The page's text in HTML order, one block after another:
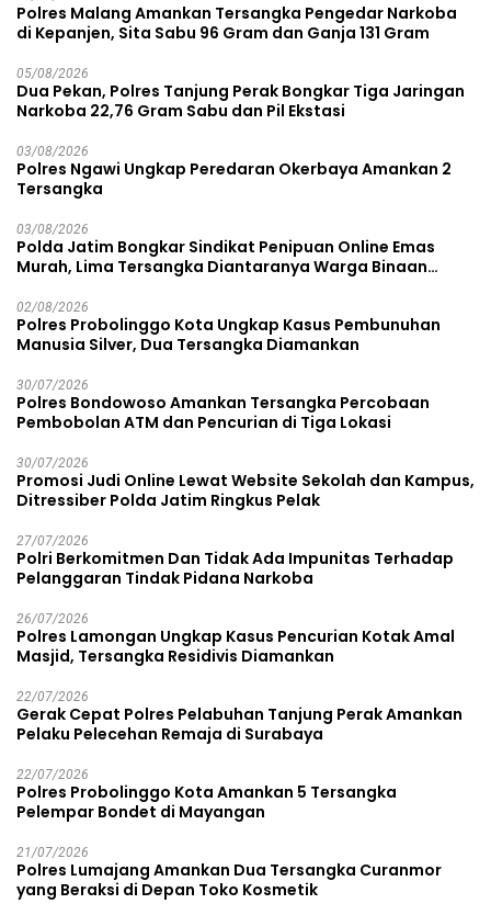
Polres Malang Amankan Tersangka Pengedar Narkoba
di Kepanjen, Sita Sabu 96 Gram dan Ganja 131 Gram
05/08/2026
Dua Pekan, Polres Tanjung Perak Bongkar Tiga Jaringan
Narkoba 22,76 Gram Sabu dan Pil Ekstasi
03/08/2026
Polres Ngawi Ungkap Peredaran Okerbaya Amankan 2
Tersangka
03/08/2026
Polda Jatim Bongkar Sindikat Penipuan Online Emas
Murah, Lima Tersangka Diantaranya Warga Binaan
02/08/2026
Polres Probolinggo Kota Ungkap Kasus Pembunuhan
Manusia Silver, Dua Tersangka Diamankan
30/07/2026
Polres Bondowoso Amankan Tersangka Percobaan
Pembobolan ATM dan Pencurian di Tiga Lokasi
30/07/2026
Promosi Judi Online Lewat Website Sekolah dan Kampus,
Ditressiber Polda Jatim Ringkus Pelak
27/07/2026
Polri Berkomitmen Dan Tidak Ada Impunitas Terhadap
Pelanggaran Tindak Pidana Narkoba
26/07/2026
Polres Lamongan Ungkap Kasus Pencurian Kotak Amal
Masjid, Tersangka Residivis Diamankan
22/07/2026
Gerak Cepat Polres Pelabuhan Tanjung Perak Amankan
Pelaku Pelecehan Remaja di Surabaya
22/07/2026
Polres Probolinggo Kota Amankan 5 Tersangka
Pelempar Bondet di Mayangan
21/07/2026
Polres Lumajang Amankan Dua Tersangka Curanmor
yang Beraksi di Depan Toko Kosmetik